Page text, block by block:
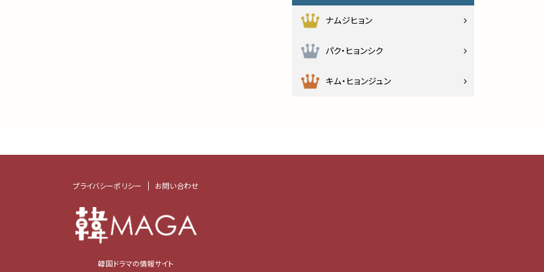
ナムジヒョン
パク・ヒョンシク
キム・ヒョンジュン
プライバシーポリシー お問い合わせ
韓国ドラマの情報サイト